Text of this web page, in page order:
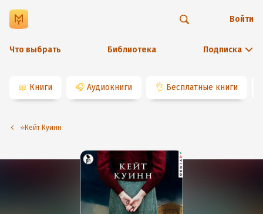
Что выбрать Библиотека Подписка
Войти
📖 Книги 🎧 Аудиокниги 👌 Бесплатные книги
⭐️Кейт Куинн